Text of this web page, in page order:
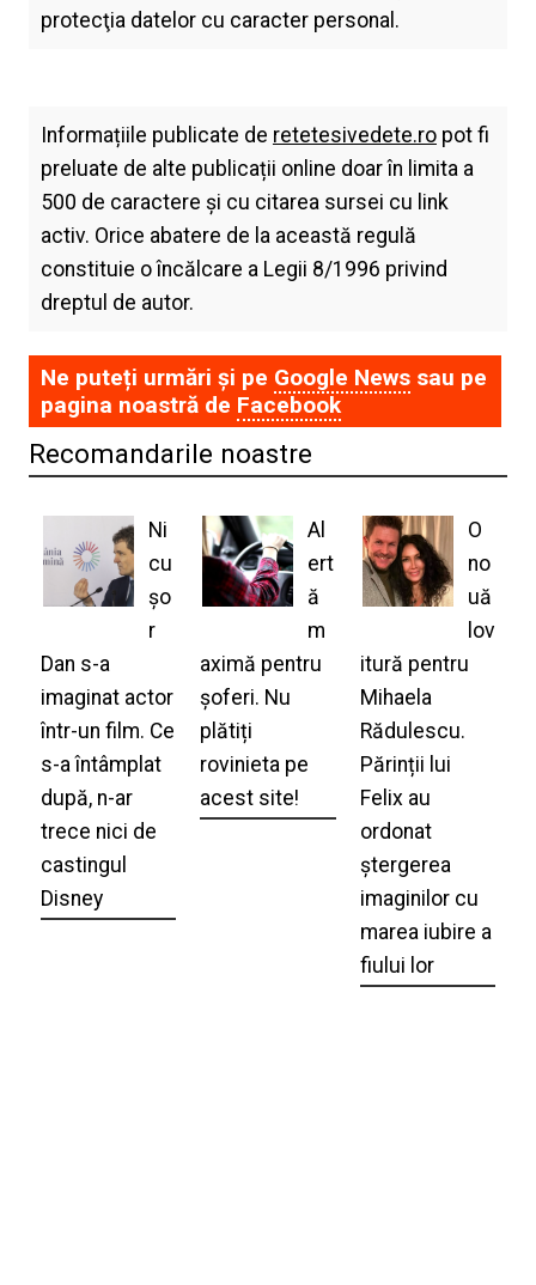
protecţia datelor cu caracter personal.
Informațiile publicate de retetesivedete.ropot fi
preluate de alte publicații online doar în limita a
500 de caractere și cu citarea sursei cu link
activ. Orice abatere de la această regulă
constituie o încălcare a Legii 8/1996 privind
dreptul de autor.
Ne puteți urmări și pe Google Newssau pe
pagina noastră de Facebook
Recomandarile noastre
Ni
cu
șo
r
Dan s-a
imaginat actor
într-un film. Ce
s-a întâmplat
după, n-ar
trece nici de
castingul
Disney
Al
ert
ă
m
aximă pentru
șoferi. Nu
plătiți
rovinieta pe
acest site!
O
no
uă
lov
itură pentru
Mihaela
Rădulescu.
Părinții lui
Felix au
ordonat
ștergerea
imaginilor cu
marea iubire a
fiului lor